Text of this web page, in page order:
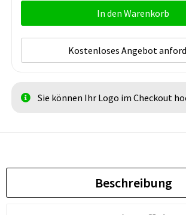
In den Warenkorb
Kostenloses Angebot
Sie können Ihr Logo im Checkout
Beschreibung